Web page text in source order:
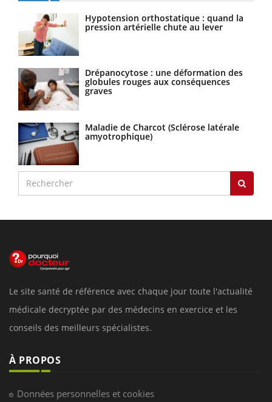
Hypotension orthostatique : quand la
pression artérielle chute au lever
Drépanocytose : une déformation des
globules rouges aux conséquences
graves
Maladie de Charcot (Sclérose latérale
amyotrophique)
Le site santé de référence avec chaque jour toute l'actualité
médicale decryptée par des médecins en exercice et les
conseils des meilleurs spécialistes.
À PROPOS
Données personnelles et cookies